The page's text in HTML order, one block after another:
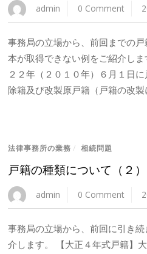
admin 0 Comment
事務局の立場から、前回までの
本が取得できない例をご紹介し
２２年（２０１０年）６月１日
除籍及び改製原戸籍（戸籍の改
法律事務所の業務 / 相続問題
戸籍の種類について（２）
admin 0 Comment
事務局の立場から、前回に引き
介します。 【大正４年式戸籍】